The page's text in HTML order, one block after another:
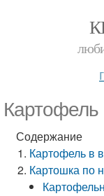
Картофель
Содержание
Картофель в
Картошка по